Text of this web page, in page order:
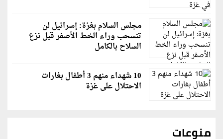
مجلس السلام بغزة: إسرائيل لن
تنسحب وراء الخط الأصفر قبل نزع
السلاح بالكامل
10 شهداء منهم 3 أطفال بغارات
الاحتلال على غزة
منوعات